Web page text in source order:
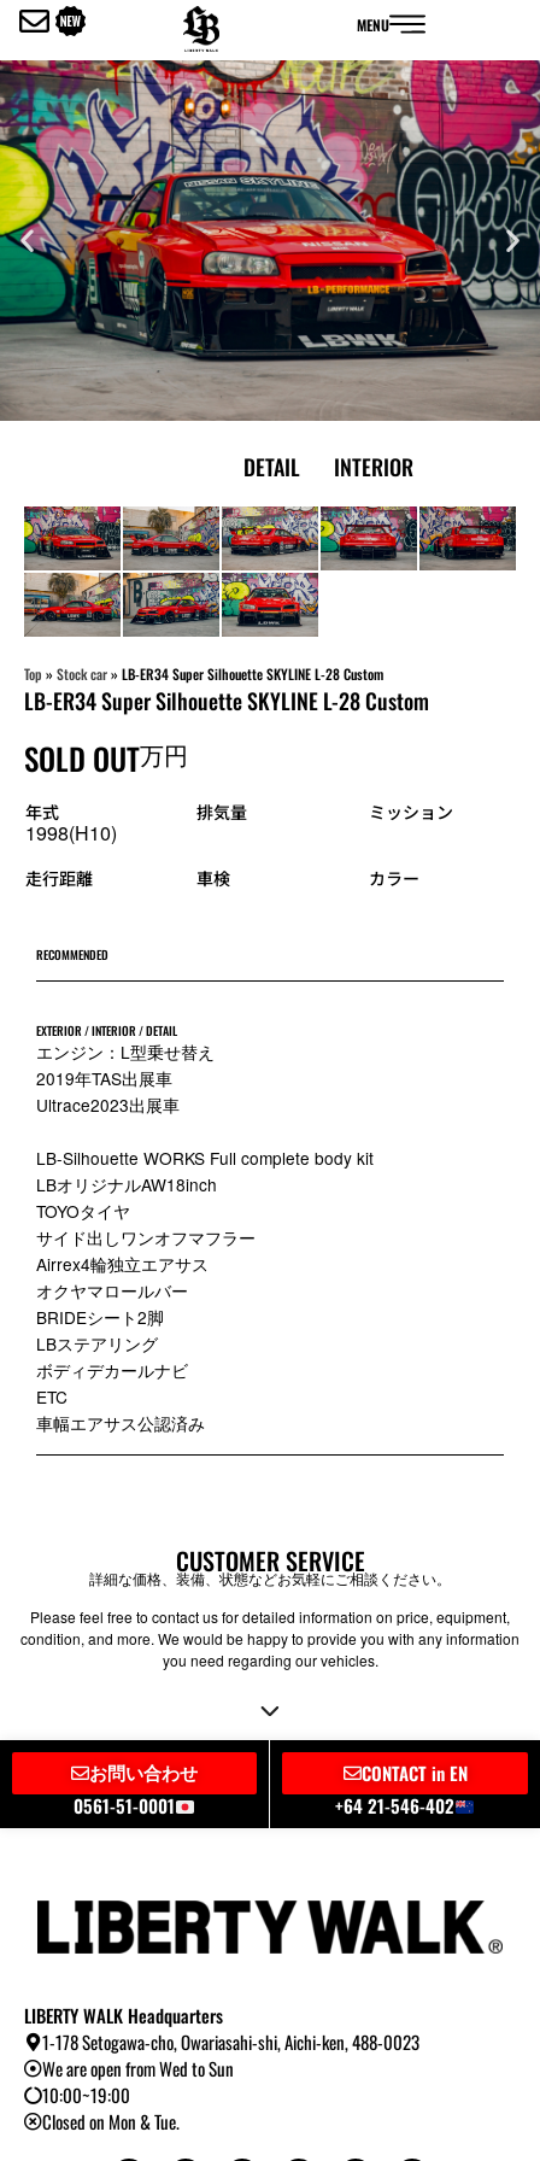
を
ス
キ
ッ
プ
MENU
DETAIL INTERIOR
Top »Stock car»LB-ER34 Super Silhouette SKYLINE L-28 Custom
LB-ER34 Super Silhouette SKYLINE L-28 Custom
SOLD OUT万円
年式
1998(H10)
排気量 ミッション
走行距離 車検 カラー
RECOMMENDED
EXTERIOR / INTERIOR / DETAIL
エンジン：L型乗せ替え
2019年TAS出展車
Ultrace2023出展車
LB-Silhouette WORKS Full complete body kit
LBオリジナルAW18inch
TOYOタイヤ
サイド出しワンオフマフラー
Airrex4輪独立エアサス
オクヤマロールバー
BRIDEシート2脚
LBステアリング
ボディデカールナビ
ETC
車幅エアサス公認済み
CUSTOMER SERVICE
詳細な価格、装備、状態などお気軽にご相談ください。
Please feel free to contact us for detailed information on price, equipment,
condition, and more. We would be happy to provide you with any information
you need regarding our vehicles.
お問い合わせ
0561-51-0001
CONTACT in EN
+64 21-546-402
LIBERTY WALK Headquarters
1-178 Setogawa-cho, Owariasahi-shi, Aichi-ken, 488-0023
We are open from Wed to Sun
10:00~19:00
Closed on Mon & Tue.